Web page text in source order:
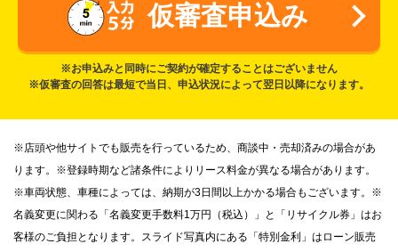
仮審査申込み
※お申込みと同時にご契約が確定することはございません
※仮審査の回答は最短で当日、申込状況によって翌日以降になります。
※店頭や他サイトでも販売を行っているため、商談中・売却済みの場合があ
ります。※登録時期など諸条件によりリース料金が異なる場合があります。
※車両状態、車種によっては、納期が3日間以上かかる場合もございます。※
名義変更に関わる「名義変更手数料1万円（税込）」と「リサイクル券」はお
客様のご負担となります。スライド写真内にある「特別金利」はローン販売